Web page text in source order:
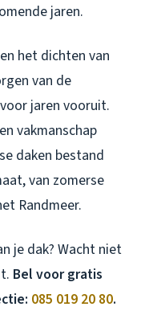
jaren.
het dichten van
van de
jaren vooruit.
vakmanschap
daken bestand
van zomerse
Randmeer.
je dak? Wacht niet
Bel voor gratis
085 019 20 80.